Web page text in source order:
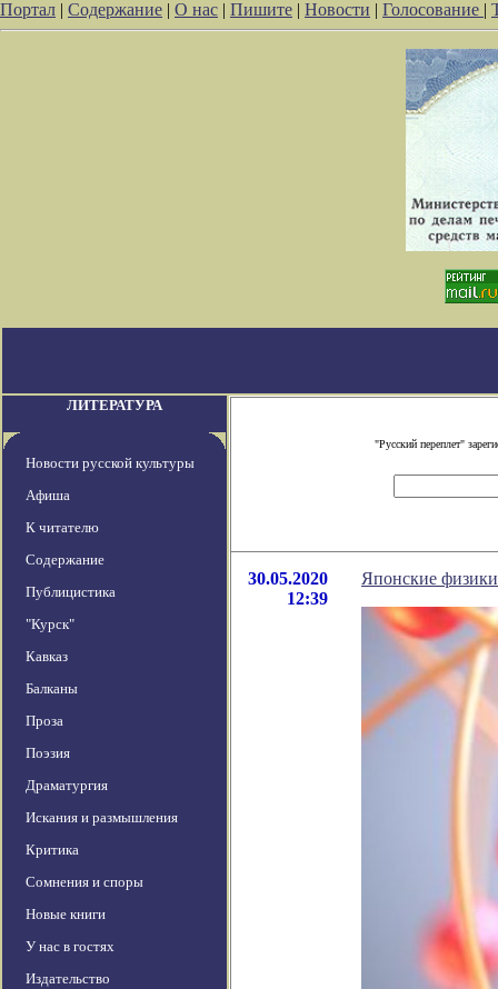
Портал | Содержание | О нас | Пишите | Новости | Голосование |
ЛИТЕРАТУРА
Новости русской культуры
Афиша
К читателю
Содержание
Публицистика
"Курск"
Кавказ
Балканы
Проза
Поэзия
Драматургия
Искания и размышления
Критика
Сомнения и споры
Новые книги
У нас в гостях
Издательство
"Русский переплет"
30.05.2020
12:39
Японские